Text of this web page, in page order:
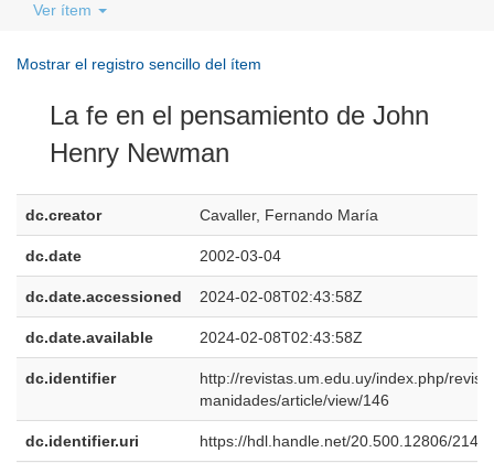
Ver ítem
Mostrar el registro sencillo del ítem
La fe en el pensamiento de John
Henry Newman
dc.creator Cavaller, Fernando María
dc.date 2002-03-04
dc.date.accessioned 2024-02-08T02:43:58Z
dc.date.available 2024-02-08T02:43:58Z
dc.identifier
http://revistas.um.edu.uy/index.php/
manidades/article/view/146
dc.identifier.uri https://hdl.handle.net/20.500.12806/2144